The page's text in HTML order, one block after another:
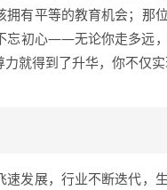
有平等的教育机会；那
忘初心——无论你走多远
就得到了升华，你不仅
发展，行业不断迭代，